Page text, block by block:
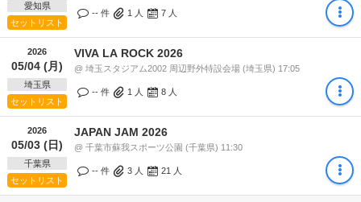
愛知県
セットリスト
-- 件 1 人 7 人
2026
05/04 (月)
埼玉県
セットリスト
VIVA LA ROCK 2026
@ 埼玉スタジアム2002 周辺野外特設会場 (埼玉県) 17:05
-- 件 1 人 8 人
2026
05/03 (日)
千葉県
セットリスト
JAPAN JAM 2026
@ 千葉市蘇我スポーツ公園 (千葉県) 11:30
-- 件 3 人 21 人